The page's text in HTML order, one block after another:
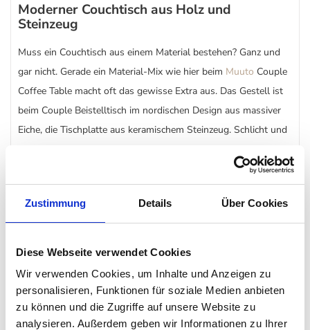
Zustimmung Details Über Cookies
Diese Webseite verwendet Cookies
Wir verwenden Cookies, um Inhalte und Anzeigen zu
personalisieren, Funktionen für soziale Medien anbieten
zu können und die Zugriffe auf unsere Website zu
analysieren. Außerdem geben wir Informationen zu Ihrer
Moderner Couchtisch aus Holz und
Steinzeug
Muss ein Couchtisch aus einem Material bestehen? Ganz und
gar nicht. Gerade ein Material-Mix wie hier beim Muuto Couple
Coffee Table macht oft das gewisse Extra aus. Das Gestell ist
beim Couple Beistelltisch im nordischen Design aus massiver
Eiche, die Tischplatte aus keramischem Steinzeug. Schlicht und
Beistelltisch in vielen Ausführungen
sehr vielen verschiedenen Ausführungen erhältlich. Bereits
beim Gestell haben Sie die Wahl: Eiche mit einem klaren oder
einem dunklen Öl behandelt. Bei der Steinplatte können Sie
zwischen einer recht glatten Oberfläche, einer gewellten Platte